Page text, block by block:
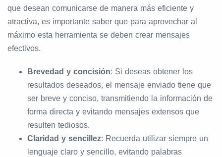
que desean comunicarse de manera más eficiente y
atractiva, es importante saber que para aprovechar al
máximo esta herramienta se deben crear mensajes
efectivos.
Brevedad y concisión: Si deseas obtener los
resultados deseados, el mensaje enviado tiene que
ser breve y conciso, transmitiendo la información de
forma directa y evitando mensajes extensos que
resulten tediosos.
Claridad y sencillez: Recuerda utilizar siempre un
lenguaje claro y sencillo, evitando palabras